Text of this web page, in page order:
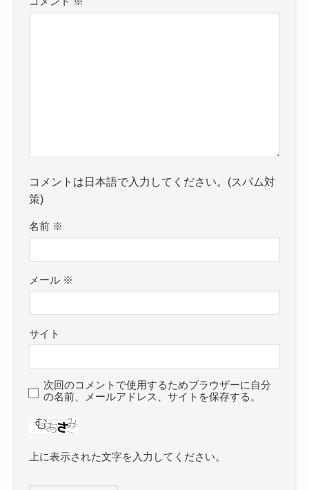
コメントは日本語で入力してください。(スパム対
策)
名前 ※
メール ※
サイト
次回のコメントで使用するためブラウザーに自分
の名前、メールアドレス、サイトを保存する。
上に表示された文字を入力してください。